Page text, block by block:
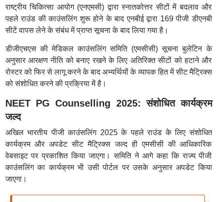
राष्ट्रीय चिकित्सा आयोग (एनएमसी) द्वारा स्नातकोत्तर सीटों में बदलाव और
पहले राउंड की काउंसलिंग शुरू होने के बाद एनबीई द्वारा 169 पीजी डीएनबी
सीटें वापस लेने के संबंध में प्राप्त सूचना के बाद लिया गया है।
डीजीएचएस की मेडिकल काउंसलिंग समिति (एमसीसी) सूचना बुलेटिन के
अनुसार आरक्षण नीति को बनाए रखने के लिए अतिरिक्त सीटों को हटाने और
रोस्टर को फिर से लागू करने के बाद अभ्यर्थियों के व्यापक हित में सीट मैट्रिक्स
को संशोधित करने की प्रक्रिया में है।
NEET PG Counselling 2025: संशोधित कार्यक्रम
जल्द
अखिल भारतीय पीजी काउंसलिंग 2025 के पहले राउंड के लिए संशोधित
कार्यक्रम और अपडेट सीट मैट्रिक्स जल्द ही एमसीसी की आधिकारिक
वेबसाइट पर प्रकाशित किया जाएगा। समिति ने आगे कहा कि राज्य पीजी
काउंसलिंग का कार्यक्रम भी उसी पोर्टल पर उसके अनुसार अपडेट किया
जाएगा।